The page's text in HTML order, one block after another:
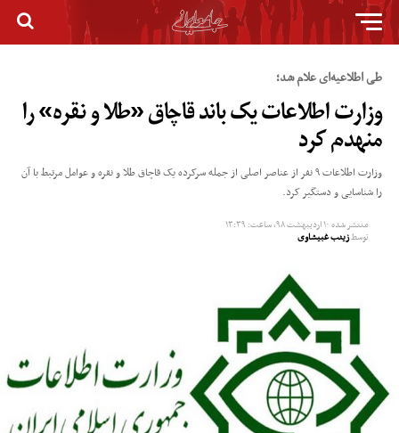
طی اطلاعیه‌ای علام شد؛
وزارت اطلاعات یک باند قاچاق «طلا و نقره» را
منهدم کرد
وزارت اطلاعات ۹ نفر از عناصر اصلی از جمله سرکرده یک قاچاق طلا و نقره و عوامل مرتبط با آن
را شناسایی و دستگیر کرد.
منتشر شده۱۰ اردیبهشت ۹۸, ساعت: ۱۳:۳۹
توسطزینب غبیشاوی